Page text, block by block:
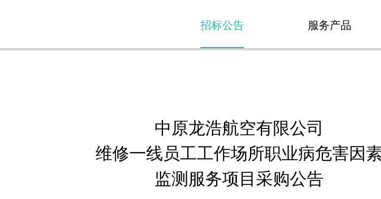
招标公告 服务产品
中原龙浩航空有限公司
维修一线员工工作场所职业病危害因
监测服务项目采购公告